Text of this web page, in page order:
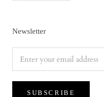
Newsletter
SUBSCRIBE